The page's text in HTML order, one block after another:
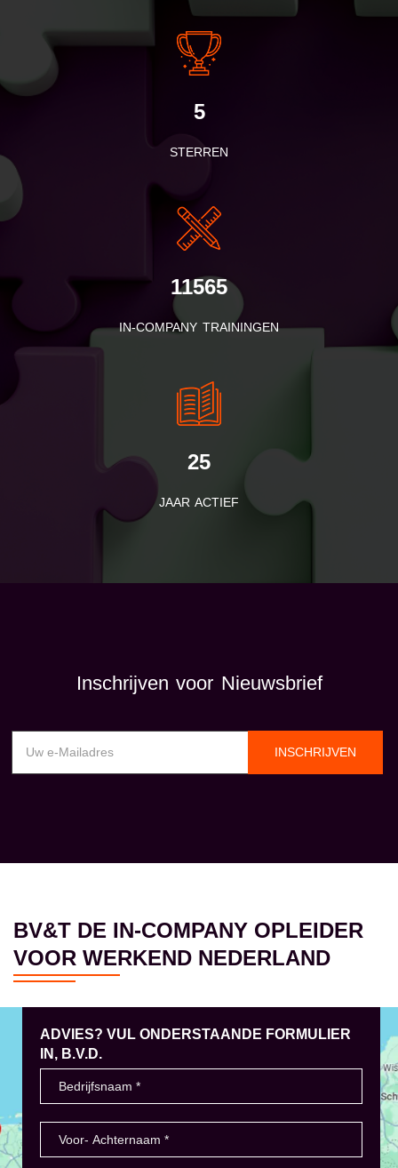
5
STERREN
11565
IN-COMPANY TRAININGEN
25
JAAR ACTIEF
Inschrijven voor Nieuwsbrief
INSCHRIJVEN
BV&T DE IN-COMPANY OPLEIDER
VOOR WERKEND NEDERLAND
ADVIES? VUL ONDERSTAANDE FORMULIER
IN, B.V.D.